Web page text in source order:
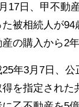
17日、甲不動
被相続人が94
の購入から2年
年3月7日、
を指定された